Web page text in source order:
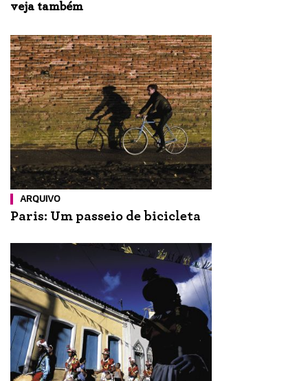
veja também
ARQUIVO
Paris: Um passeio de bicicleta